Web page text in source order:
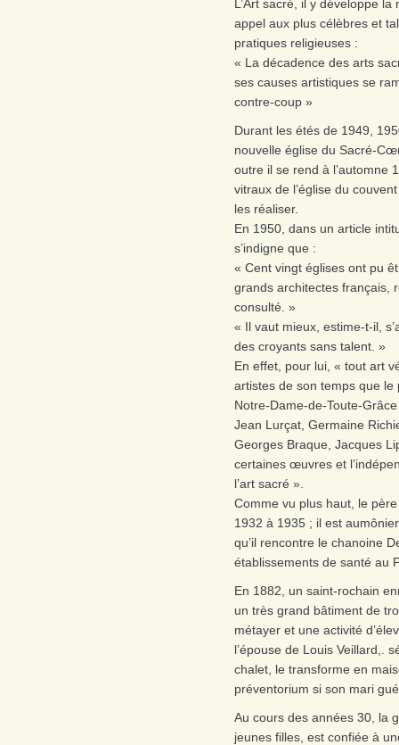
L’Art sacré, il y développe
appel aux plus célèbres et
pratiques religieuses :
« La décadence des arts
ses causes artistiques se
contre-coup »
Durant les étés de 1949,
nouvelle église du Sacré-
outre il se rend à l’automne
vitraux de l’église du
les réaliser.
En 1950, dans un article
s’indigne que :
« Cent vingt églises ont pu
grands architectes français,
consulté. »
« Il vaut mieux, estime-t-il,
des croyants sans talent. »
En effet, pour lui, « tout art
artistes de son temps que le
Notre-Dame-de-Toute-
Jean Lurçat, Germaine
Georges Braque, Jacques
certaines œuvres et
l’art sacré ».
Comme vu plus haut, le
1932 à 1935 ; il est
qu’il rencontre le chanoine
établissements de santé au
En 1882, un saint-rochain
un très grand bâtiment de
métayer et une activité
l’épouse de Louis Veillard,.
chalet, le transforme en
préventorium si son mari
Au cours des années 30, la
jeunes filles, est confiée à